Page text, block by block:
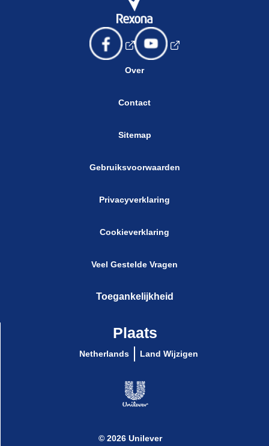
Over
Contact
Sitemap
Gebruiksvoorwaarden
Privacyverklaring
Cookieverklaring
Veel Gestelde Vragen
Toegankelijkheid
Plaats
Netherlands Land Wijzigen
© 2026 Unilever